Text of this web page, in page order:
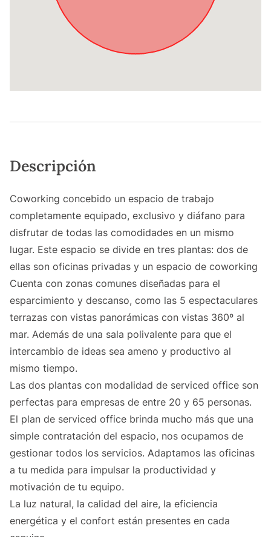
Descripción
Coworking concebido un espacio de trabajo
completamente equipado, exclusivo y diáfano para
disfrutar de todas las comodidades en un mismo
lugar. Este espacio se divide en tres plantas: dos de
ellas son oficinas privadas y un espacio de coworking
Cuenta con zonas comunes diseñadas para el
esparcimiento y descanso, como las 5 espectaculares
terrazas con vistas panorámicas con vistas 360º al
mar. Además de una sala polivalente para que el
intercambio de ideas sea ameno y productivo al
mismo tiempo.
Las dos plantas con modalidad de serviced office son
perfectas para empresas de entre 20 y 65 personas.
El plan de serviced office brinda mucho más que una
simple contratación del espacio, nos ocupamos de
gestionar todos los servicios. Adaptamos las oficinas
a tu medida para impulsar la productividad y
motivación de tu equipo.
La luz natural, la calidad del aire, la eficiencia
energética y el confort están presentes en cada